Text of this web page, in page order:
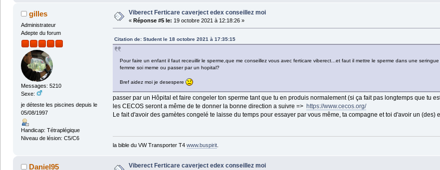
gilles
Administrateur
Adepte du forum
Messages: 5210
Sexe:
je déteste les piscines depuis le
05/08/1997
Handicap: Tétraplégique
Niveau de lésion: C5/C6
Viberect Ferticare caverject edex conseillez moi
« Réponse #5 le: 19 octobre 2021 à 12:18:26 »
Citation de: Student le 18 octobre 2021 à 17:35:15
Pour faire un enfant il faut receuillir le sperme,que me conseillez vous avec ferticare viberect...et faut il mettre le sperme dans une
femme soi meme ou passer par un hopital?
Bref aidez moi je desespere
passer par un Hôpital et faire congeler ton sperme tant que tu en produis normalement (si ça fait pas longtemps que tu
les CECOS seront a même de te donner la bonne direction a suivre => https://www.cecos.org/
Le fait d'avoir des gamètes congelé te laisse du temps pour essayer par vous même, ta compagne et toi d'avoir un (des)
la bible du VW Transporter T4 www.buspirit.
Daniel95 Viberect Ferticare caverject edex conseillez moi